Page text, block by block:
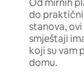
Od mirnih
do
stanova,
smještaji
koji su vam
domu.